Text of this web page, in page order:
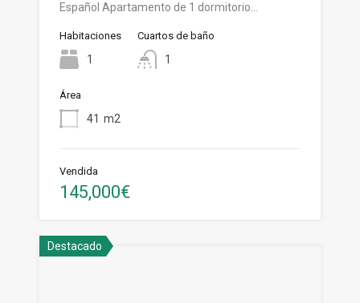
Español Apartamento de 1 dormitorio…
Habitaciones
1
Cuartos de baño
1
Área
41 m2
Vendida
145,000€
Destacado